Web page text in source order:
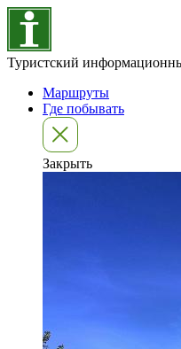
Туристский
Маршруты
Где побывать
Закрыть